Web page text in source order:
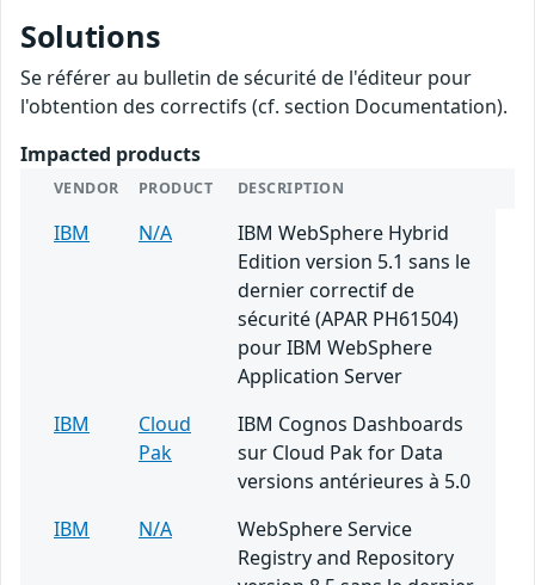
Solutions
Se référer au bulletin de sécurité de l'éditeur pour
l'obtention des correctifs (cf. section Documentation).
Impacted products
VENDOR PRODUCT DESCRIPTION
IBM N/A
IBM WebSphere Hybrid
Edition version 5.1 sans le
dernier correctif de
sécurité (APAR PH61504)
pour IBM WebSphere
Application Server
IBM
Cloud
Pak
IBM Cognos Dashboards
sur Cloud Pak for Data
versions antérieures à 5.0
IBM
N/A
WebSphere Service
Registry and Repository